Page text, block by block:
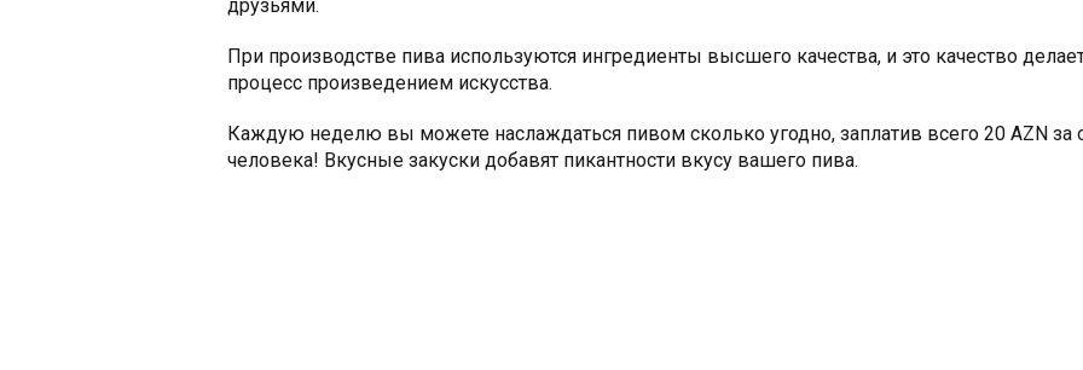
друзьями.
При производстве пива используются ингредиенты высшего качества, и это качество
процесс произведением искусства.
Каждую неделю вы можете наслаждаться пивом сколько угодно, заплатив всего 20 AZN за
человека! Вкусные закуски добавят пикантности вкусу вашего пива.